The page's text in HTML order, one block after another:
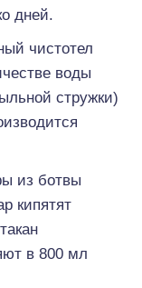
дней.
чистотел
воды
стружки)
из ботвы
кипятят
в 800 мл